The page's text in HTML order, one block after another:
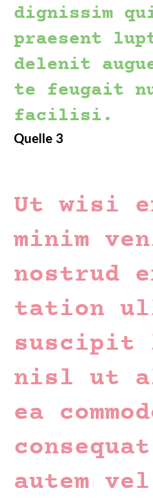
dignissim
praesent
delenit
te feugait
facilisi.
Quelle 3
Ut wisi
minim
nostrud
tation
suscipit
nisl ut
ea
autem vel